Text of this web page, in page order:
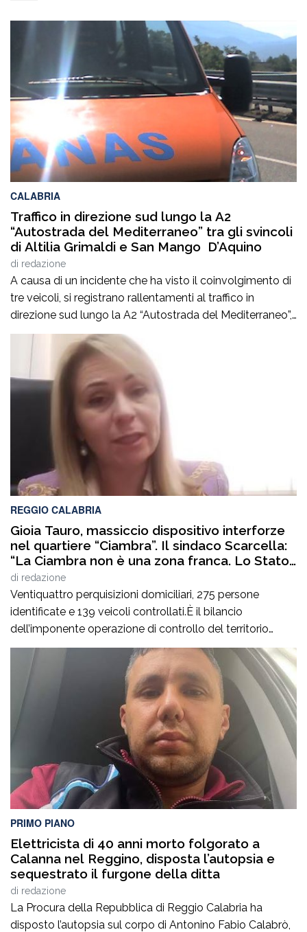
CALABRIA
Traffico in direzione sud lungo la A2
“Autostrada del Mediterraneo” tra gli svincoli
di Altilia Grimaldi e San Mango D’Aquino
di redazione
A causa di un incidente che ha visto il coinvolgimento di
tre veicoli, si registrano rallentamenti al traffico in
direzione sud lungo la A2 “Autostrada del Mediterraneo”,
nel tratto compreso tra gli svincoli di Altilia Grimaldi (CS)
e San Mango D’Aquino (CZ). Sul posto è intervenuto il
personale Anas, il 118 e il soccorso meccanico […]
REGGIO CALABRIA
Gioia Tauro, massiccio dispositivo interforze
nel quartiere “Ciambra”. Il sindaco Scarcella:
“La Ciambra non è una zona franca. Lo Stato
c’è e si vede”
di redazione
Ventiquattro perquisizioni domiciliari, 275 persone
identificate e 139 veicoli controllati.È il bilancio
dell’imponente operazione di controllo del territorio
condotta il7 agosto nel quartiere Ciambra di Gioia Tauro,
nell’ambito di un servizio straordinario ad “Alto Impatto”
disposto per rafforzare la presenza delle istituzioni e
contrastare ogni forma di illegalità. Un’azione massiccia
e coordinata che ha visto […]
PRIMO PIANO
Elettricista di 40 anni morto folgorato a
Calanna nel Reggino, disposta l’autopsia e
sequestrato il furgone della ditta
di redazione
La Procura della Repubblica di Reggio Calabria ha
disposto l’autopsia sul corpo di Antonino Fabio Calabrò,